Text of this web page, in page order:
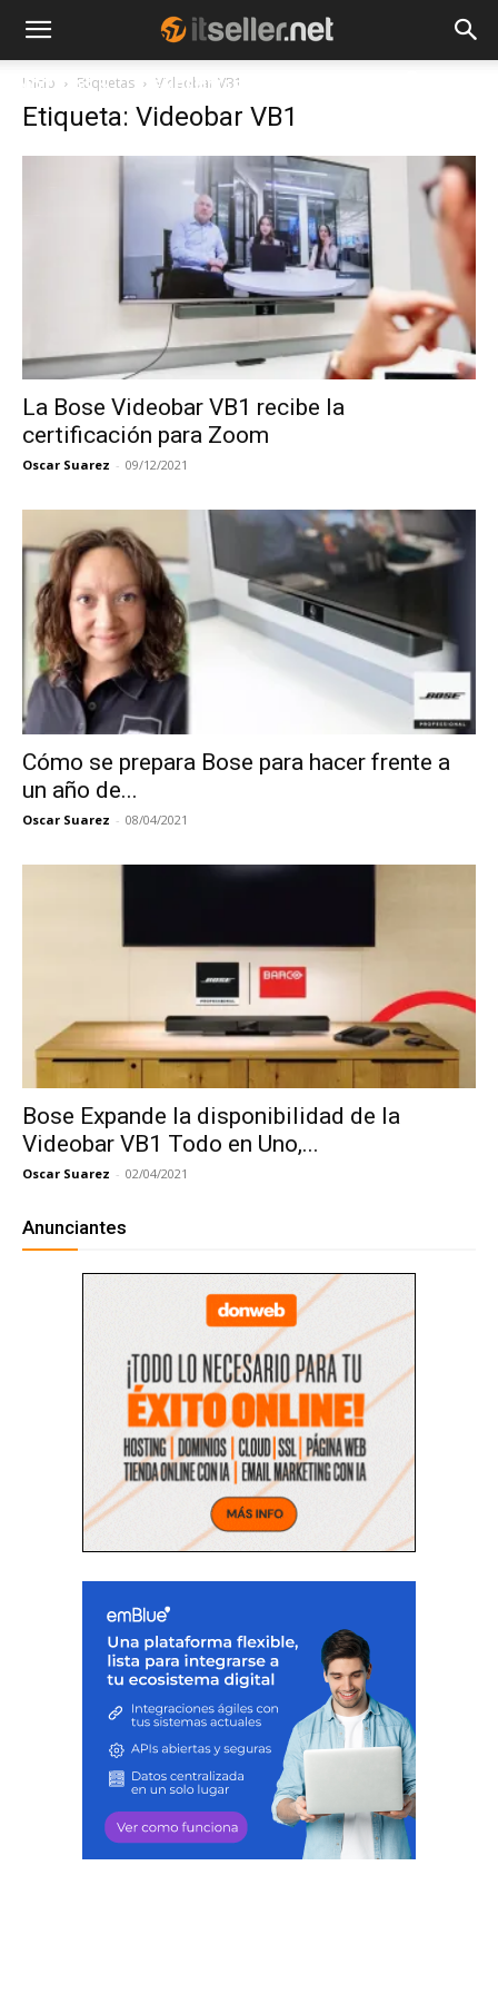
NOTICIAS TENDENCIAS
Inicio Etiquetas Videobar VB1
Etiqueta: Videobar VB1
La Bose Videobar VB1 recibe la
certificación para Zoom
Oscar Suarez - 09/12/2021
Cómo se prepara Bose para hacer frente a
un año de...
Oscar Suarez - 08/04/2021
Bose Expande la disponibilidad de la
Videobar VB1 Todo en Uno,...
Oscar Suarez - 02/04/2021
Anunciantes